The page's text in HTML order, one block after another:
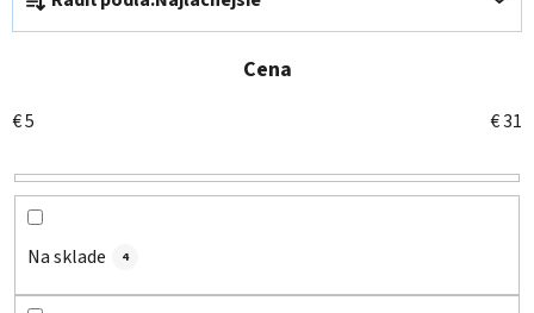
d
n
i
e
p
d
Cena
€5 €31
Na sklade 4